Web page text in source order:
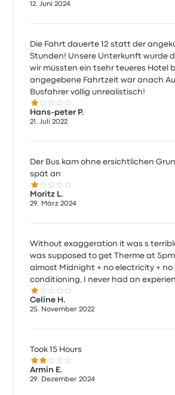
12. Juni 2024
Die Fahrt dauerte 12 statt der
Stunden! Unsere Unterkunft wurde
wir müssten ein tsehr teueres Hotel
angegebene Fahrtzeit war anach
Busfahrer völlig unrealistisch!
1.0 von 5 Sternen
Hans-peter P.
21. Juli 2022
Der Bus kam ohne ersichtlichen
spät an
1.0 von 5 Sternen
Moritz L.
29. März 2024
Without exaggeration it was s
was supposed to get Therme at
almost Midnight + no electricity + no
conditioning, I never had an
1.0 von 5 Sternen
Celine H.
25. November 2022
Took 15 Hours
2.0 von 5 Sternen
Armin E.
29. Dezember 2024